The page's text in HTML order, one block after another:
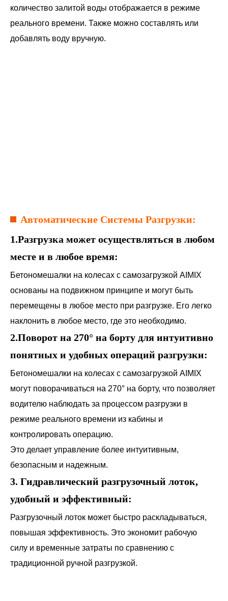
количество залитой воды отображается в режиме
реального времени. Также можно составлять или
добавлять воду вручную.
Автоматические Системы Разгрузки:
1.Разгрузка может осуществляться в любом
месте и в любое время:
Бетономешалки на колесах с самозагрузкой AIMIX
основаны на подвижном принципе и могут быть
перемещены в любое место при разгрузке. Его легко
наклонить в любое место, где это необходимо.
2.Поворот на 270° на борту для интуитивно
понятных и удобных операций разгрузки:
Бетономешалки на колесах с самозагрузкой AIMIX
могут поворачиваться на 270° на борту, что позволяет
водителю наблюдать за процессом разгрузки в
режиме реального времени из кабины и
контролировать операцию.
Это делает управление более интуитивным,
безопасным и надежным.
3. Гидравлический разгрузочный лоток,
удобный и эффективный:
Разгрузочный лоток может быстро раскладываться,
повышая эффективность. Это экономит рабочую
силу и временные затраты по сравнению с
традиционной ручной разгрузкой.